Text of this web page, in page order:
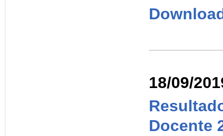
18/09/
Docente